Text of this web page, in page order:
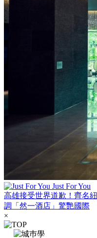
Just For You
高雄接受世界道歉！齊名
調「然一酒店」驚艷國際
×